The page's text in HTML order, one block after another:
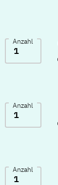
Anzahl
Anzahl
Anzahl